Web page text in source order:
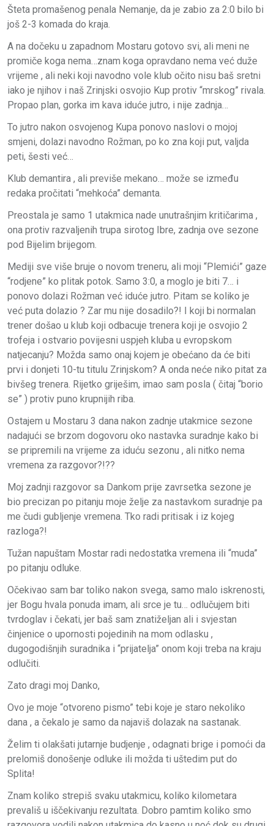
Šteta promašenog penala Nemanje, da je zabio za 2:0 bilo bi
još 2-3 komada do kraja.
A na dočeku u zapadnom Mostaru gotovo svi, ali meni ne
promiče koga nema…znam koga opravdano nema već duže
vrijeme , ali neki koji navodno vole klub očito nisu baš sretni
iako je njihov i naš Zrinjski osvojio Kup protiv “mrskog” rivala.
Propao plan, gorka im kava iduće jutro, i nije zadnja…
To jutro nakon osvojenog Kupa ponovo naslovi o mojoj
smjeni, dolazi navodno Rožman, po ko zna koji put, valjda
peti, šesti već…
Klub demantira , ali previše mekano… može se između
redaka pročitati “mehkoća” demanta.
Preostala je samo 1 utakmica nade unutrašnjim kritičarima ,
ona protiv razvaljenih trupa sirotog Ibre, zadnja ove sezone
pod Bijelim brijegom.
Mediji sve više bruje o novom treneru, ali moji “Plemići” gaze
“rodjene” ko plitak potok. Samo 3:0, a moglo je biti 7… i
ponovo dolazi Rožman već iduće jutro. Pitam se koliko je
već puta dolazio ? Zar mu nije dosadilo?! I koji bi normalan
trener došao u klub koji odbacuje trenera koji je osvojio 2
trofeja i ostvario povijesni uspjeh kluba u evropskom
natjecanju? Možda samo onaj kojem je obećano da će biti
prvi i donjeti 10-tu titulu Zrinjskom? A onda neće niko pitat za
bivšeg trenera. Rijetko griješim, imao sam posla ( čitaj “borio
se” ) protiv puno krupnijih riba.
Ostajem u Mostaru 3 dana nakon zadnje utakmice sezone
nadajući se brzom dogovoru oko nastavka suradnje kako bi
se pripremili na vrijeme za iduću sezonu , ali nitko nema
vremena za razgovor?!??
Moj zadnji razgovor sa Dankom prije zavrsetka sezone je
bio precizan po pitanju moje želje za nastavkom suradnje pa
me čudi gubljenje vremena. Tko radi pritisak i iz kojeg
razloga?!
Tužan napuštam Mostar radi nedostatka vremena ili “muda”
po pitanju odluke.
Očekivao sam bar toliko nakon svega, samo malo iskrenosti,
jer Bogu hvala ponuda imam, ali srce je tu… odlučujem biti
tvrdoglav i čekati, jer baš sam znatiželjan ali i svjestan
činjenice o upornosti pojedinih na mom odlasku ,
dugogodišnjih suradnika i “prijatelja” onom koji treba na kraju
odlučiti.
Zato dragi moj Danko,
Ovo je moje “otvoreno pismo” tebi koje je staro nekoliko
dana , a čekalo je samo da najaviš dolazak na sastanak.
Želim ti olakšati jutarnje budjenje , odagnati brige i pomoći da
prelomiš donošenje odluke ili možda ti uštedim put do
Splita!
Znam koliko strepiš svaku utakmicu, koliko kilometara
prevališ u iščekivanju rezultata. Dobro pamtim koliko smo